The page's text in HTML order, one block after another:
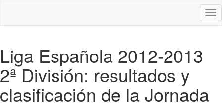
Liga Española 2012-2013
2ª División: resultados y
clasificación de la Jornada